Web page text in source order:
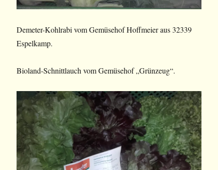
Demeter-Kohlrabi vom Gemüsehof Hoffmeier aus 32339
Espelkamp.
Bioland-Schnittlauch vom Gemüsehof „Grünzeug“.